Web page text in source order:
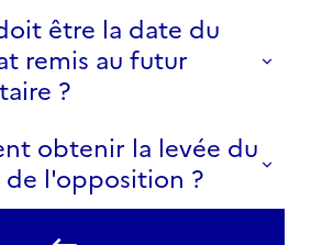
être la date du
remis au futur
?
obtenir la levée du
de l'opposition ?